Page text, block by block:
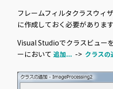
フレームフィルタクラスウィ
に作成しておく必要があります
Visual Studioでクラスビュー
ーにおいて 追加... -> クラスの